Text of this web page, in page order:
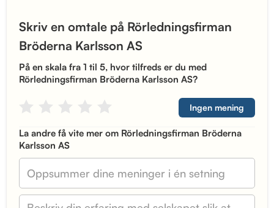
Skriv en omtale på Rörledningsfirman
Bröderna Karlsson AS
På en skala fra 1 til 5, hvor tilfreds er du med
Rörledningsfirman Bröderna Karlsson AS?
Ingen mening
La andre få vite mer om Rörledningsfirman Bröderna
Karlsson AS